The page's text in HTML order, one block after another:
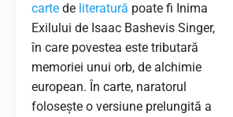
carte de literatură poate fi Inima
Exilului de Isaac Bashevis Singer,
în care povestea este tributară
memoriei unui orb, de alchimie
european. În carte, naratorul
folosește o versiune prelungită a